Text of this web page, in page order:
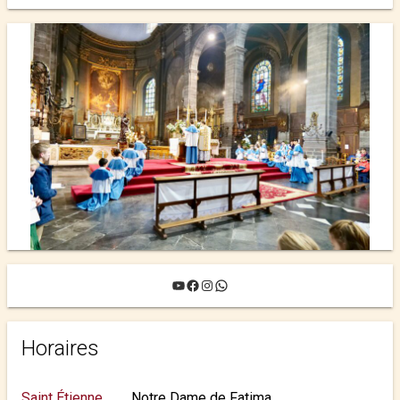
YouTube
Facebook
Instagram
WhatsApp
Horaires